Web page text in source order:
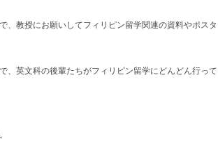
、教授にお願いしてフィリピン留学関連の資料やポス
、英文科の後輩たちがフィリピン留学にどんどん行っ